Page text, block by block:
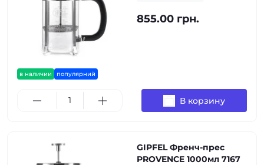
в наличии популярний
855.00 грн.
В корзину
GIPFEL Френч-прес
PROVENCE 1000мл 7167